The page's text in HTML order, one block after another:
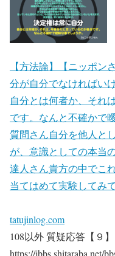
【方法論】【ニッポン
分が自分でなければい
自分とは何者か、それ
です。なんと不確かで
質問さん自分を他人と
が、意識としての本当
達人さん貴方の中でこ
当てはめて実験してみ
tatujinlog.com
108以外 質疑応答【９】
https://jbbs.shitaraba.net/